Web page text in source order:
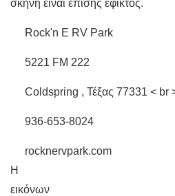
σκηνή είναι επίσης εφικτός.
Rock'n E RV Park
5221 FM 222
Coldspring , Τέξας 77331 < br
936-653-8024
rocknervpark.com
Η
εικόνων